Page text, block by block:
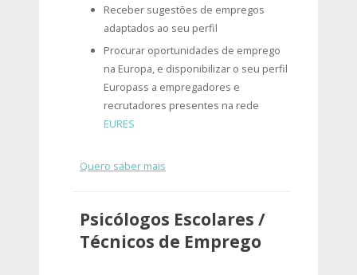
Receber sugestões de empregos
adaptados ao seu perfil
Procurar oportunidades de emprego
na Europa, e disponibilizar o seu perfil
Europass a empregadores e
recrutadores presentes na rede
EURES
Quero saber mais
Psicólogos Escolares /
Técnicos de Emprego